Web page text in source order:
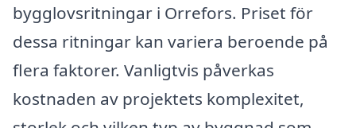
bygglovsritningar i Orrefors. Priset för
dessa ritningar kan variera beroende på
flera faktorer. Vanligtvis påverkas
kostnaden av projektets komplexitet,